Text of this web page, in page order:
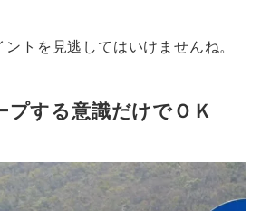
トを見逃してはいけませんね。
プする意識だけでＯＫ